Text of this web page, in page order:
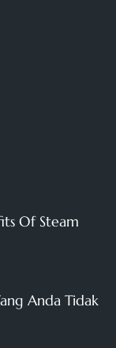
Of Steam
Anda Tidak